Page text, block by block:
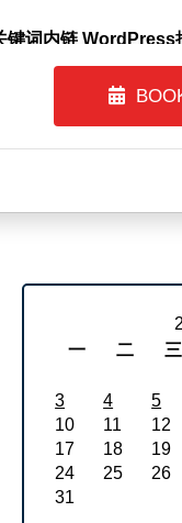
词内链
一
二 三
3
4 5
10
11 12
17
18 19
24
25 26
31